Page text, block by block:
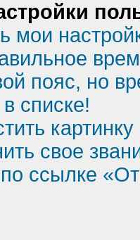
мои
пояс, но
списке!
свое
ссылке